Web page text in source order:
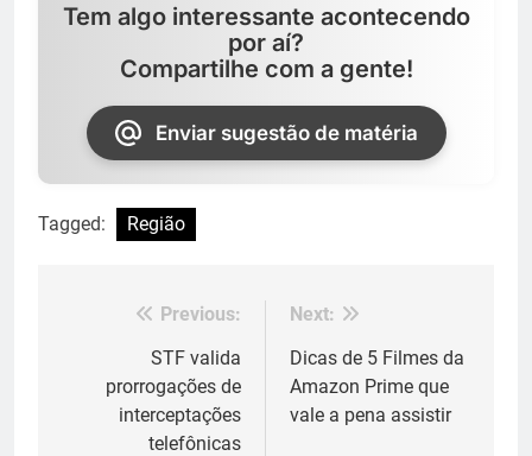
Tem algo interessante acontecendo
por aí?
Compartilhe com a gente!
Enviar sugestão de matéria
Tagged: Região
Navegação
Post
Previous:
STF valida
prorrogações de
interceptações
telefônicas
Next:
Dicas de 5 Filmes da
Amazon Prime que
vale a pena assistir